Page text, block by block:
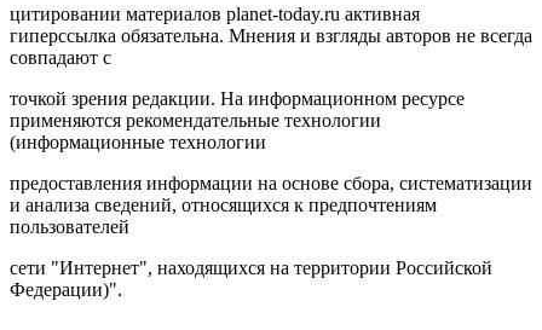
цитировании материалов planet-today.ru активная
гиперссылка обязательна. Мнения и взгляды авторов не всегда
совпадают с
точкой зрения редакции. На информационном ресурсе
применяются рекомендательные технологии
(информационные технологии
предоставления информации на основе сбора, систематизации
и анализа сведений, относящихся к предпочтениям
пользователей
сети "Интернет", находящихся на территории Российской
Федерации)".